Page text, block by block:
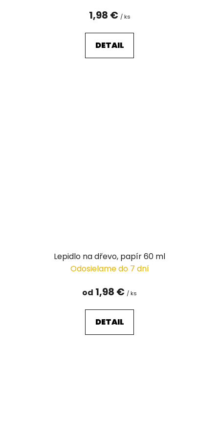
1,98 € / ks
DETAIL
Lepidlo na dřevo, papír 60 ml
Odosielame do 7 dní
od 1,98 € / ks
DETAIL